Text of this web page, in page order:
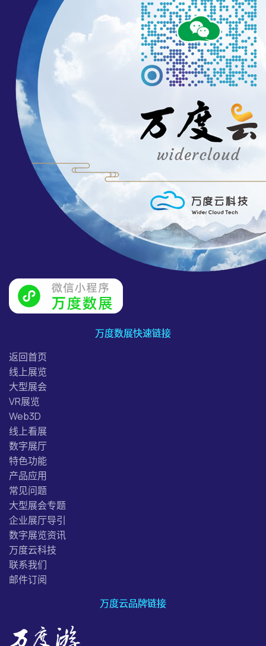
万度数展快速链接
返回首页
线上展览
大型展会
VR展览
Web3D
线上看展
数字展厅
特色功能
产品应用
常见问题
大型展会专题
企业展厅导引
数字展览资讯
万度云科技
联系我们
邮件订阅
万度云品牌链接